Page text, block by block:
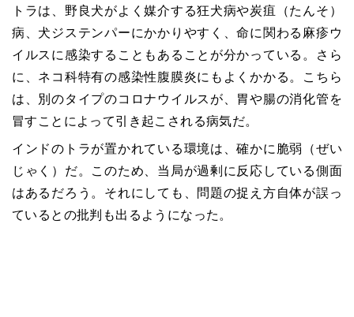
トラは、野良犬がよく媒介する狂犬病や炭疽（たんそ）
病、犬ジステンパーにかかりやすく、命に関わる麻疹ウ
イルスに感染することもあることが分かっている。さら
に、ネコ科特有の感染性腹膜炎にもよくかかる。こちら
は、別のタイプのコロナウイルスが、胃や腸の消化管を
冒すことによって引き起こされる病気だ。
インドのトラが置かれている環境は、確かに脆弱（ぜい
じゃく）だ。このため、当局が過剰に反応している側面
はあるだろう。それにしても、問題の捉え方自体が誤っ
ているとの批判も出るようになった。